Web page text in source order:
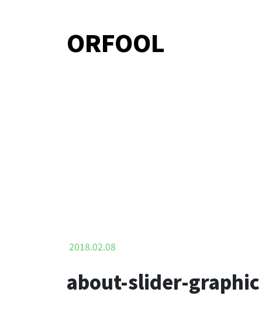
ORFOOL
2018.02.08
about-slider-graphic